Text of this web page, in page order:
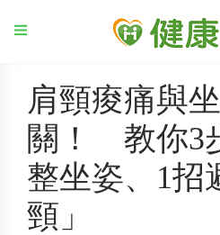
肩頸痠痛與
關！ 教你3
整坐姿、1招
頸」